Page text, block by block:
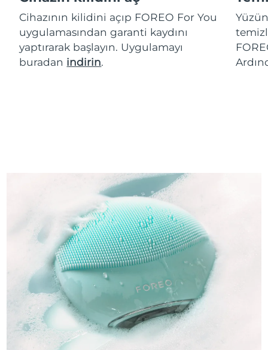
Cihazının kilidini açıp FOREO For You
uygulamasından garanti kaydını
yaptırarak başlayın. Uygulamayı
buradan indirin.